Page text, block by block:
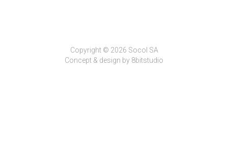
Copyright © 2026 Socol SA
Concept & design by 8bitstudio